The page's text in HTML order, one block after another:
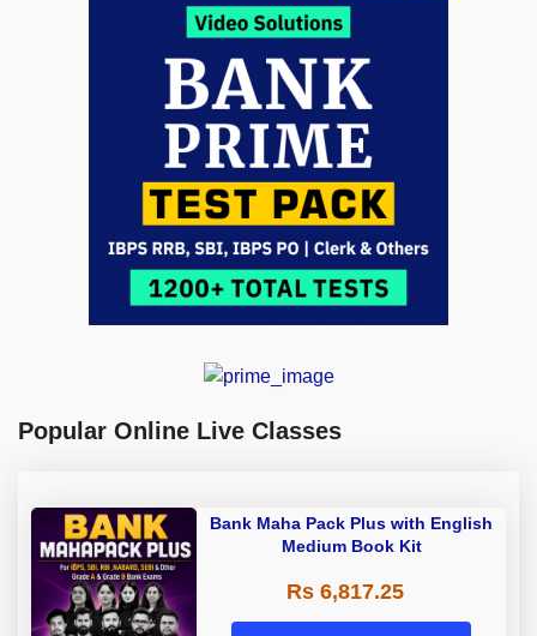
Popular Online Live Classes
Bank Maha Pack Plus with English
Medium Book Kit
Rs 6,817.25